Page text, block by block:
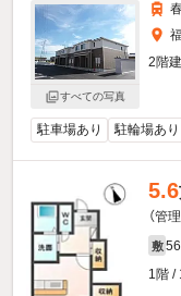
すべての写真
2階
駐車場あり 駐輪場あり
5.6
（管
敷
1階 /